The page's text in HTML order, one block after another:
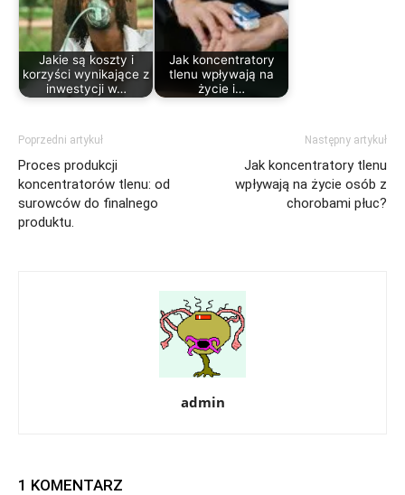
Jakie są koszty i
korzyści wynikające z
inwestycji w…
Jak koncentratory
tlenu wpływają na
życie i…
Poprzedni artykuł
Proces produkcji
koncentratorów tlenu: od
surowców do finalnego
produktu.
Następny artykuł
Jak koncentratory tlenu
wpływają na życie osób z
chorobami płuc?
admin
1 KOMENTARZ